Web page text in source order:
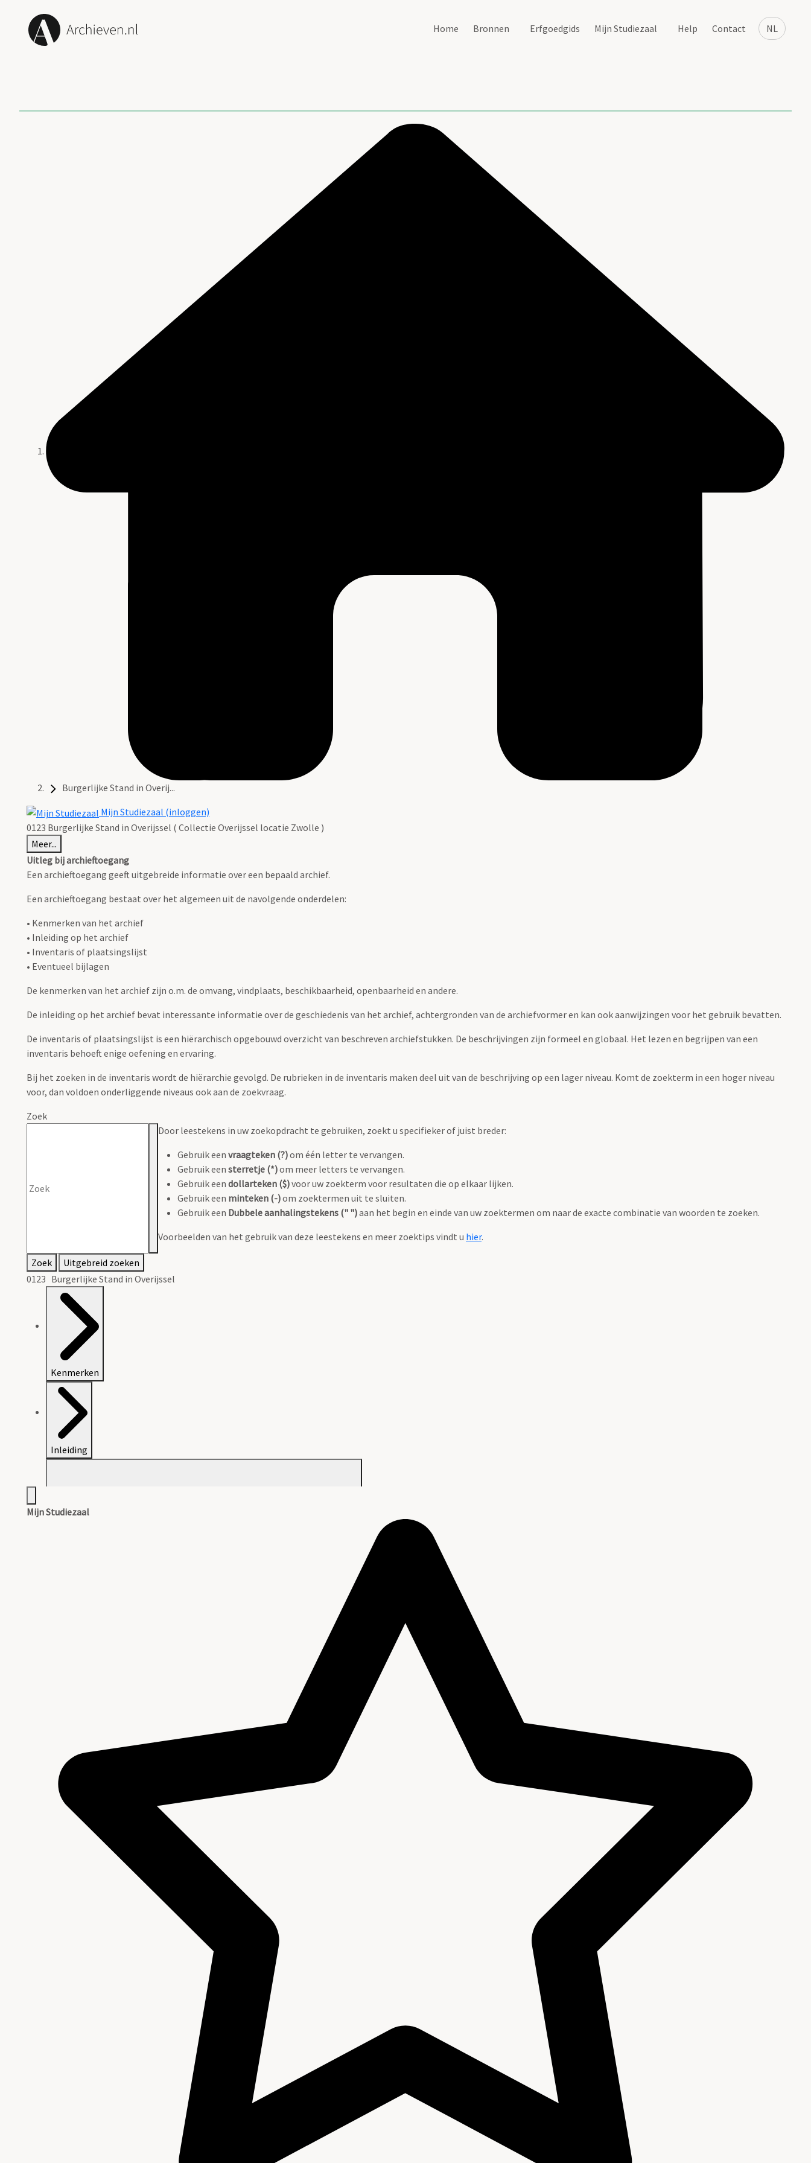
NL
Home Bronnen Erfgoedgids Mijn Studiezaal Help Contact
Burgerlijke Stand in Overij...
Mijn Studiezaal (inloggen)
0123 Burgerlijke Stand in Overijssel ( Collectie Overijssel locatie Zwolle )
Meer...
Uitleg bij archieftoegang
Een archieftoegang geeft uitgebreide informatie over een bepaald archief.
Een archieftoegang bestaat over het algemeen uit de navolgende onderdelen:
• Kenmerken van het archief
• Inleiding op het archief
• Inventaris of plaatsingslijst
• Eventueel bijlagen
De kenmerken van het archief zijn o.m. de omvang, vindplaats, beschikbaarheid, openbaarheid en andere.
De inleiding op het archief bevat interessante informatie over de geschiedenis van het archief, achtergronden van de archiefvormer en kan ook aanwijzingen voor het gebruik bevatten.
De inventaris of plaatsingslijst is een hiërarchisch opgebouwd overzicht van beschreven archiefstukken. De beschrijvingen zijn formeel en globaal. Het lezen en begrijpen van een
inventaris behoeft enige oefening en ervaring.
Bij het zoeken in de inventaris wordt de hiërarchie gevolgd. De rubrieken in de inventaris maken deel uit van de beschrijving op een lager niveau. Komt de zoekterm in een hoger niveau
voor, dan voldoen onderliggende niveaus ook aan de zoekvraag.
Zoek
Door leestekens in uw zoekopdracht te gebruiken, zoekt u specifieker of juist breder:
Gebruik een vraagteken (?)om één letter te vervangen.
Gebruik een sterretje (*)om meer letters te vervangen.
Gebruik een dollarteken ($)voor uw zoekterm voor resultaten die op elkaar lijken.
Gebruik een minteken (-)om zoektermen uit te sluiten.
Gebruik een Dubbele aanhalingstekens (" ")aan het begin en einde van uw zoektermen om naar de exacte combinatie van woorden te zoeken.
Voorbeelden van het gebruik van deze leestekens en meer zoektips vindt u hier.
Zoek
Uitgebreid zoeken
0123 Burgerlijke Stand in Overijssel
Kenmerken
Inleiding
Inventaris op de registers en bijlagen van de Burgerlijke Stand in Overijssel
Mijn Studiezaal